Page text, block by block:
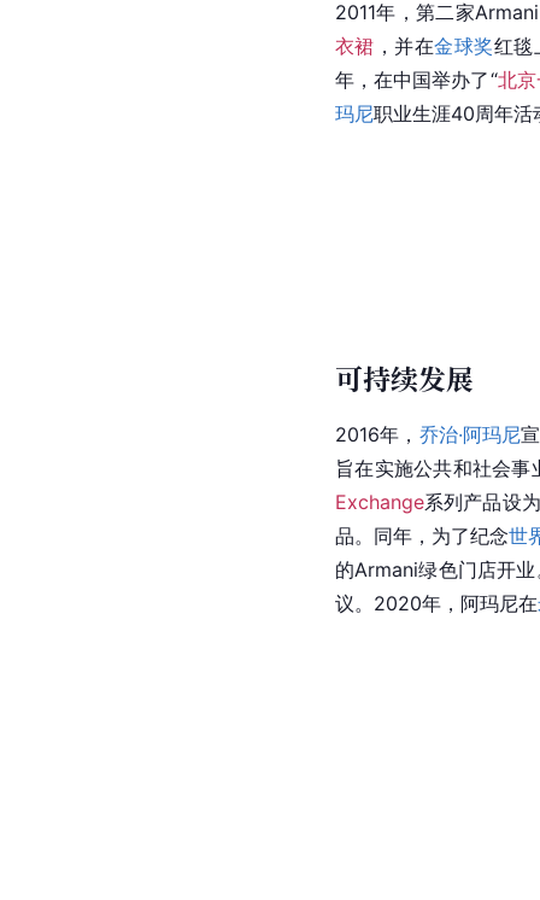
2011年，第二家
衣裙 ，并在金球奖红毯
年，在中国举办了“北
玛尼职业生涯40周年活
可持续发展
2016年， 乔治·阿玛尼
旨在实施公共和社会
Exchange系列产品设
品。同年，为了纪念世
的Armani绿色门店开
议。2020年，阿玛尼在